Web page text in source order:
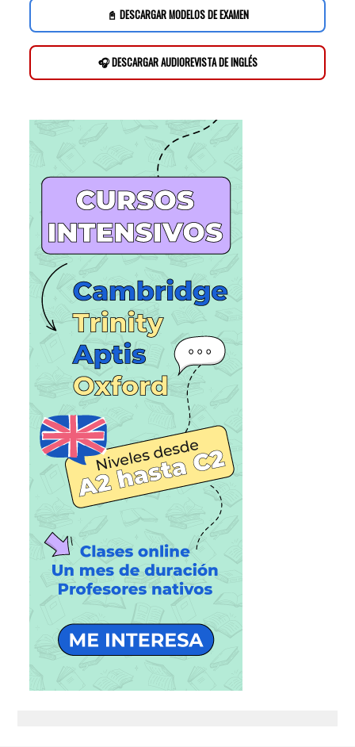
📓 DESCARGAR MODELOS DE EXAMEN
🎧 DESCARGAR AUDIOREVISTA DE INGLÉS